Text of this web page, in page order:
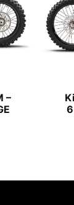
–